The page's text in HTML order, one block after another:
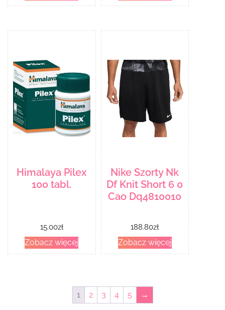
Himalaya Pilex
100 tabl.
15.00zł
Zobacz więcej
Nike Szorty Nk
Df Knit Short 6 0
Cao Dq4810010
188.80zł
Zobacz więcej
1 2 3 4 5 →